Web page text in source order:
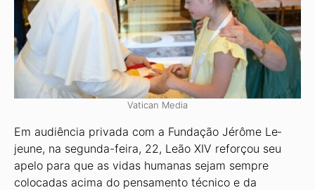
Vatican Media
Em audiência privada com a Fundação Jérôme Le­
jeune, na segunda-feira, 22, Leão XIV reforçou seu
ape­lo para que as vidas humanas sejam sempre
colocadas acima do pensamento técnico e da